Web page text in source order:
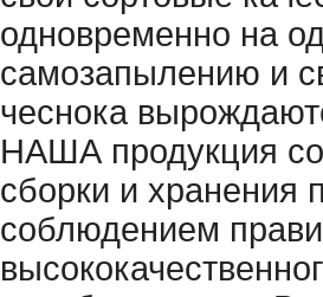
одновременно на
самозапылению и
чеснока
НАША продукция
сборки и хранения
cоблюдением